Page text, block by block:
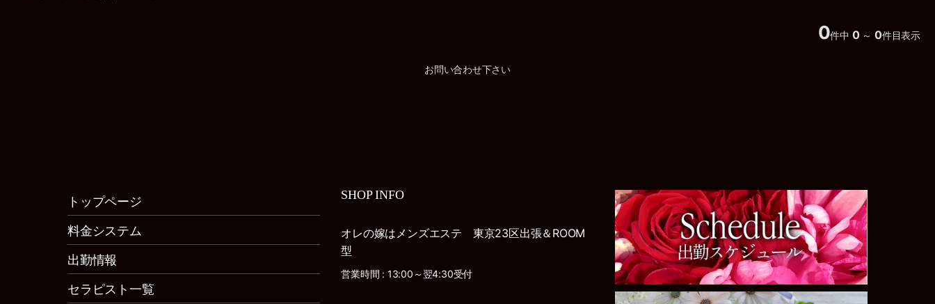
0件中 0～0件目表示
お問い合わせ下さい
トップページ
料金システム
出勤情報
セラピスト一覧
SHOP INFO
オレの嫁はメンズエステ 東京23区出張＆ROOM
型
営業時間 : 13:00～翌4:30受付